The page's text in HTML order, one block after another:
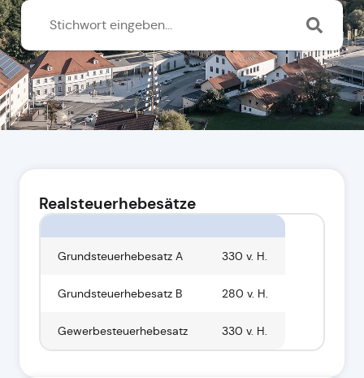
Realsteuerhebesätze
Grundsteuerhebesatz A 330 v. H.
Grundsteuerhebesatz B 280 v. H.
Gewerbesteuerhebesatz 330 v. H.